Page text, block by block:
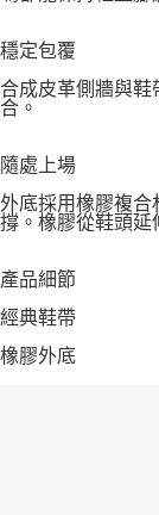
穩定包覆
合成皮革側牆與鞋
合。
隨處上場
外底採用橡膠複合
撐。橡膠從鞋頭延
產品細節
經典鞋帶
橡膠外底